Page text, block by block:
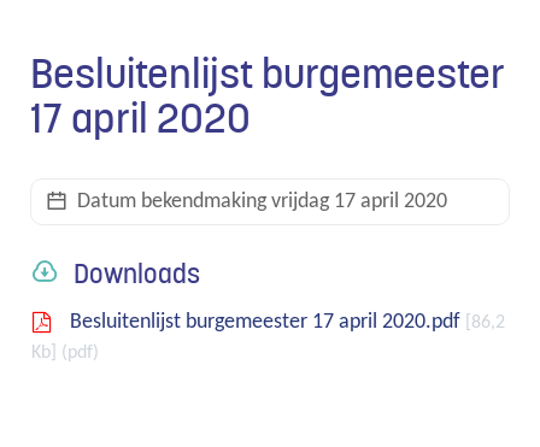
scroll
Besluitenlijst burgemeester
17 april 2020
Datum bekendmakingvrijdag 17 april 2020
Downloads
Besluitenlijst burgemeester 17 april 2020.pdf
86,2
Kb
pdf